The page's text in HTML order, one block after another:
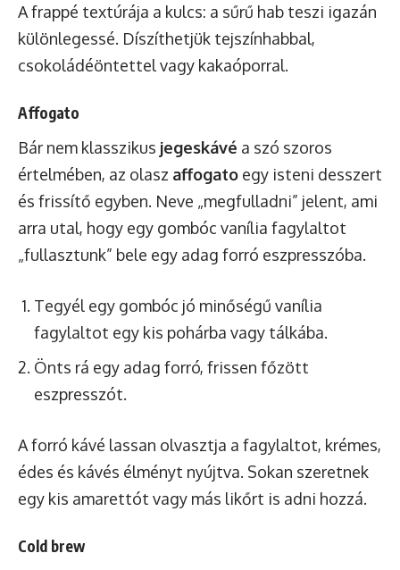
A frappé textúrája a kulcs: a sűrű hab teszi igazán
különlegessé. Díszíthetjük tejszínhabbal,
csokoládéöntettel vagy kakaóporral.
Affogato
Bár nem klasszikus jegeskávé a szó szoros
értelmében, az olasz affogato egy isteni desszert
és frissítő egyben. Neve „megfulladni” jelent, ami
arra utal, hogy egy gombóc vanília fagylaltot
„fullasztunk” bele egy adag forró eszpresszóba.
Tegyél egy gombóc jó minőségű vanília
fagylaltot egy kis pohárba vagy tálkába.
Önts rá egy adag forró, frissen főzött
eszpresszót.
A forró kávé lassan olvasztja a fagylaltot, krémes,
édes és kávés élményt nyújtva. Sokan szeretnek
egy kis amarettót vagy más likőrt is adni hozzá.
Cold brew